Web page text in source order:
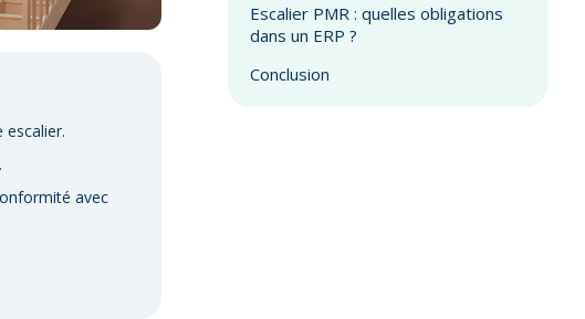
escalier.
avec
Escalier PMR : quelles obligations
dans un ERP ?
Conclusion